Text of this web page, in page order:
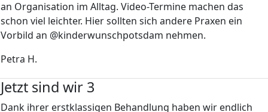
an Organisation im Alltag. Video-Termine machen das
schon viel leichter. Hier sollten sich andere Praxen ein
Vorbild an @kinderwunschpotsdam nehmen.
Petra H.
Jetzt sind wir 3
Dank ihrer erstklassigen Behandlung haben wir endlich